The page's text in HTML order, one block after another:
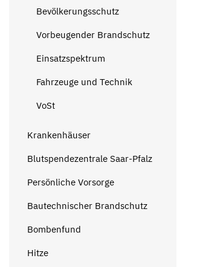
Bevölkerungsschutz
Vorbeugender Brandschutz
Einsatzspektrum
Fahrzeuge und Technik
VoSt
Krankenhäuser
Blutspendezentrale Saar-Pfalz
Persönliche Vorsorge
Bautechnischer Brandschutz
Bombenfund
Hitze